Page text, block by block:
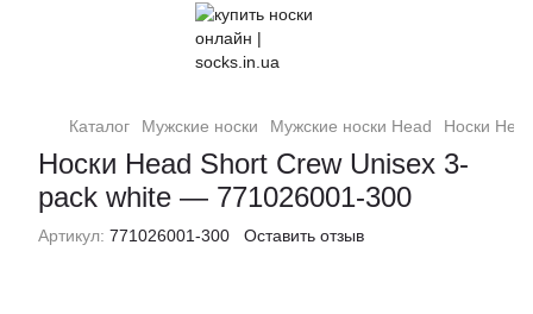
Каталог Мужские носки Мужские носки Head Носки
Носки Head Short Crew Unisex 3-
pack white — 771026001-300
Артикул: 771026001-300 Оставить отзыв